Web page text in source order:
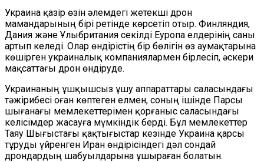
Украина қазір өзін әлемдегі жетекші дрон
мамандарының бірі ретінде көрсетіп отыр. Финляндия,
Дания және Ұлыбритания секілді Еуропа елдерінің саны
артып келеді. Олар өндірістің бір бөлігін өз аумақтарына
көшірген украиналық компаниялармен бірлесіп, әскери
мақсаттағы дрон өндіруде.
Украинаның ұшқышсыз ұшу аппараттары саласындағы
тәжірибесі оған көптеген елмен, соның ішінде Парсы
шығанағы мемлекеттерімен қорғаныс саласындағы
келісімдер жасауға мүмкіндік берді. Бұл мемлекеттер
Таяу Шығыстағы қақтығыстар кезінде Украина қарсы
тұруды үйренген Иран өндірісіндегі дәл сондай
дрондардың шабуылдарына ұшыраған болатын.